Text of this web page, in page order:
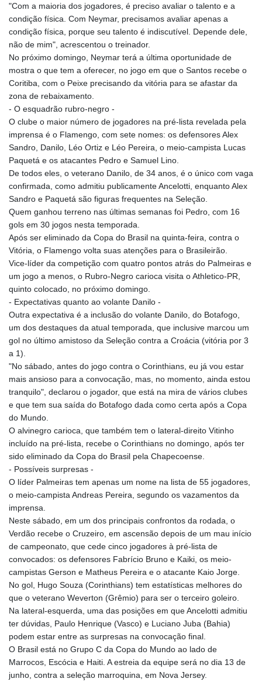
"Com a maioria dos jogadores, é preciso avaliar o talento e a
condição física. Com Neymar, precisamos avaliar apenas a
condição física, porque seu talento é indiscutível. Depende dele,
não de mim", acrescentou o treinador.
No próximo domingo, Neymar terá a última oportunidade de
mostra o que tem a oferecer, no jogo em que o Santos recebe o
Coritiba, com o Peixe precisando da vitória para se afastar da
zona de rebaixamento.
- O esquadrão rubro-negro -
O clube o maior número de jogadores na pré-lista revelada pela
imprensa é o Flamengo, com sete nomes: os defensores Alex
Sandro, Danilo, Léo Ortiz e Léo Pereira, o meio-campista Lucas
Paquetá e os atacantes Pedro e Samuel Lino.
De todos eles, o veterano Danilo, de 34 anos, é o único com vaga
confirmada, como admitiu publicamente Ancelotti, enquanto Alex
Sandro e Paquetá são figuras frequentes na Seleção.
Quem ganhou terreno nas últimas semanas foi Pedro, com 16
gols em 30 jogos nesta temporada.
Após ser eliminado da Copa do Brasil na quinta-feira, contra o
Vitória, o Flamengo volta suas atenções para o Brasileirão.
Vice-líder da competição com quatro pontos atrás do Palmeiras e
um jogo a menos, o Rubro-Negro carioca visita o Athletico-PR,
quinto colocado, no próximo domingo.
- Expectativas quanto ao volante Danilo -
Outra expectativa é a inclusão do volante Danilo, do Botafogo,
um dos destaques da atual temporada, que inclusive marcou um
gol no último amistoso da Seleção contra a Croácia (vitória por 3
a 1).
"No sábado, antes do jogo contra o Corinthians, eu já vou estar
mais ansioso para a convocação, mas, no momento, ainda estou
tranquilo", declarou o jogador, que está na mira de vários clubes
e que tem sua saída do Botafogo dada como certa após a Copa
do Mundo.
O alvinegro carioca, que também tem o lateral-direito Vitinho
incluído na pré-lista, recebe o Corinthians no domingo, após ter
sido eliminado da Copa do Brasil pela Chapecoense.
- Possíveis surpresas -
O líder Palmeiras tem apenas um nome na lista de 55 jogadores,
o meio-campista Andreas Pereira, segundo os vazamentos da
imprensa.
Neste sábado, em um dos principais confrontos da rodada, o
Verdão recebe o Cruzeiro, em ascensão depois de um mau início
de campeonato, que cede cinco jogadores à pré-lista de
convocados: os defensores Fabrício Bruno e Kaiki, os meio-
campistas Gerson e Matheus Pereira e o atacante Kaio Jorge.
No gol, Hugo Souza (Corinthians) tem estatísticas melhores do
que o veterano Weverton (Grêmio) para ser o terceiro goleiro.
Na lateral-esquerda, uma das posições em que Ancelotti admitiu
ter dúvidas, Paulo Henrique (Vasco) e Luciano Juba (Bahia)
podem estar entre as surpresas na convocação final.
O Brasil está no Grupo C da Copa do Mundo ao lado de
Marrocos, Escócia e Haiti. A estreia da equipe será no dia 13 de
junho, contra a seleção marroquina, em Nova Jersey.